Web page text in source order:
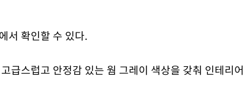
서 확인할 수 있다.
급스럽고 안정감 있는 웜 그레이 색상을 갖춰 인테리어